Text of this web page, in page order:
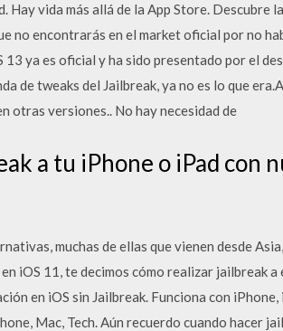
Hay vida más allá de la App Store. Descubre
no encontrarás en el market oficial por no
13 ya es oficial y ha sido presentado por el
de tweaks del Jailbreak, ya no es lo que
otras versiones.. No hay necesidad de
a tu iPhone o iPad con
muchas de ellas que vienen desde
iOS 11, te decimos cómo realizar jailbreak
en iOS sin Jailbreak. Funciona con
Mac, Tech. Aún recuerdo cuando hacer